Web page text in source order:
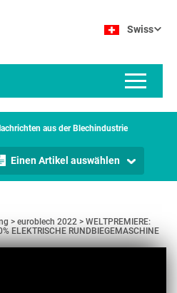
Swiss
aus der Blechindustrie
Einen Artikel auswählen
euroblech 2022
WELTPREMIERE:
ELEKTRISCHE RUNDBIEGEMASCHINE